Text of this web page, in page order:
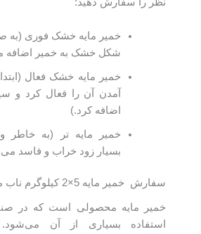
خمیر مایه خشک فوری (به
شکل خشک به خمیر اضافه
خمیر مایه خشک فعال
آمدن آن را فعال کرد و
اضافه کرد.)
خمیر مایه تر (به خاطر
بسیار زود خراب و فاسد
سفارش خمیر مایه 5×2 کیلوگرم ناب مایه
خمیر مایه محصولی است که در
استفاده بسیاری از آن